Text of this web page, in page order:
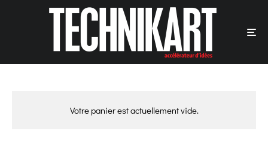
Votre panier est actuellement vide.